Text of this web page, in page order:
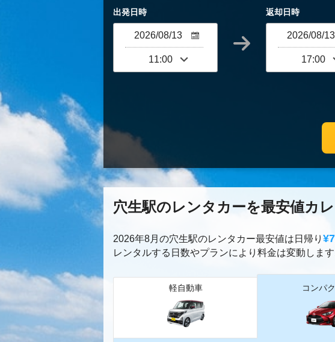
出発日時 返却日時
穴生駅のレンタカーを最安値カ
2026年8月の穴生駅のレンタカー最安値は日帰り
レンタルする日数やプランにより料金は変動しま
軽自動車 コンパ